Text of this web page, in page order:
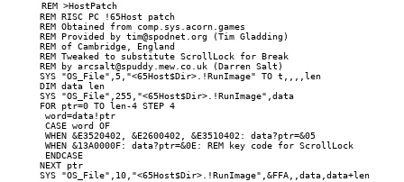
     REM >HostPatch
      REM RISC PC !65Host patch
      REM Obtained from comp.sys.acorn.games
      REM Provided by tim@spodnet.org (Tim Gladding)
      REM of Cambridge, England
      REM Tweaked to substitute ScrollLock for Break
      REM by arcsalt@spuddy.mew.co.uk (Darren Salt)
      SYS "OS_File",5,"<65Host$Dir>.!RunImage" TO t,,,,len
      DIM data len
      SYS "OS_File",255,"<65Host$Dir>.!RunImage",data
      FOR ptr=0 TO len-4 STEP 4
       word=data!ptr
       CASE word OF
       WHEN &E3520402, &E2600402, &E3510402: data?ptr=&05
       WHEN &13A0000F: data?ptr=&0E: REM key code for ScrollLock
       ENDCASE
      NEXT ptr
      SYS "OS_File",10,"<65Host$Dir>.!RunImage",&FFA,,data,data+len